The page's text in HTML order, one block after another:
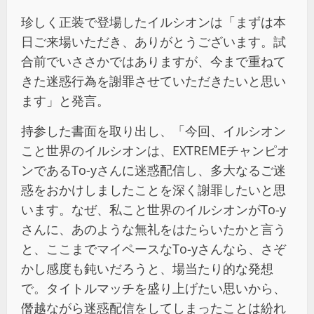
珍しく正装で登場したイルシオンは「まずは本
日ご来場いただき、ありがとうございます。試
合前でいささかではありますが、今まで重ねて
きた迷惑行為を謝罪させていただきたいと思い
ます」と発言。
持参した書面を取り出し、「今回、イルシオン
こと世界のイルシオンは、EXTREMEチャンピオ
ンであるTo-yさんに迷惑配信し、多大なるご迷
惑をおかけしましたことを深く謝罪したいと思
います。なぜ、私こと世界のイルシオンがTo-y
さんに、あのような無礼をはたらいたかと言う
と、ここまでマイペースなTo-yさんなら、さぞ
かし感度も鈍いだろうと、場当たり的な発想
で。タイトルマッチを盛り上げたい思いから、
僭越ながら迷惑配信をしてしまったことは紛れ